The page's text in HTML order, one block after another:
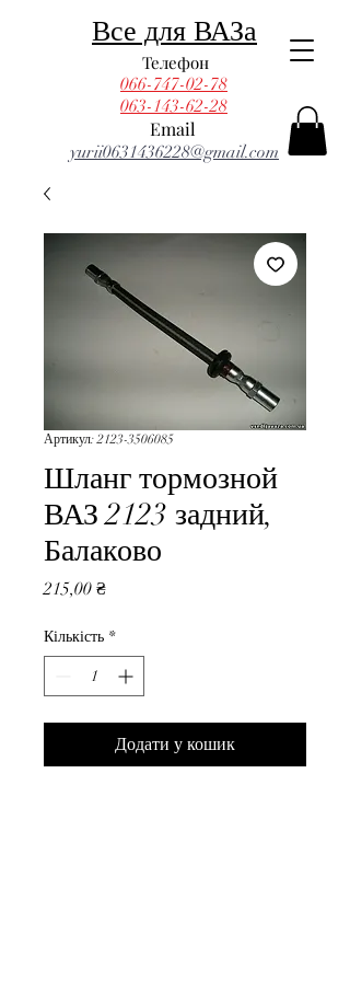
Email
Телефон
yurii0631436228@gmail.com
066-747-02-78
Все для ВАЗа
063-143-62-28
Артикул: 2123-3506085
Шланг тормозной
ВАЗ 2123 задний,
Балаково
215,00 ₴Ціна
Кількість *
Додати у кошик